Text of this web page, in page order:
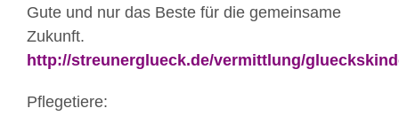
Gute und nur das Beste für die gemeinsame
Zukunft.
http://streunerglueck.de/vermittlung/
Pflegetiere: